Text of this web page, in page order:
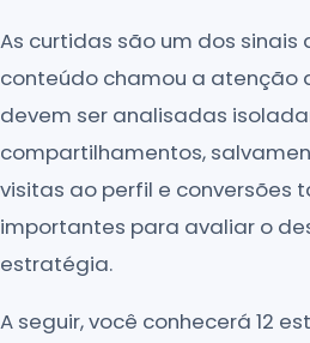
As curtidas são um dos
conteúdo chamou a atenção
devem ser analisadas
compartilhamentos,
visitas ao perfil e conversões
importantes para avaliar o
estratégia.
A seguir, você conhecerá 12